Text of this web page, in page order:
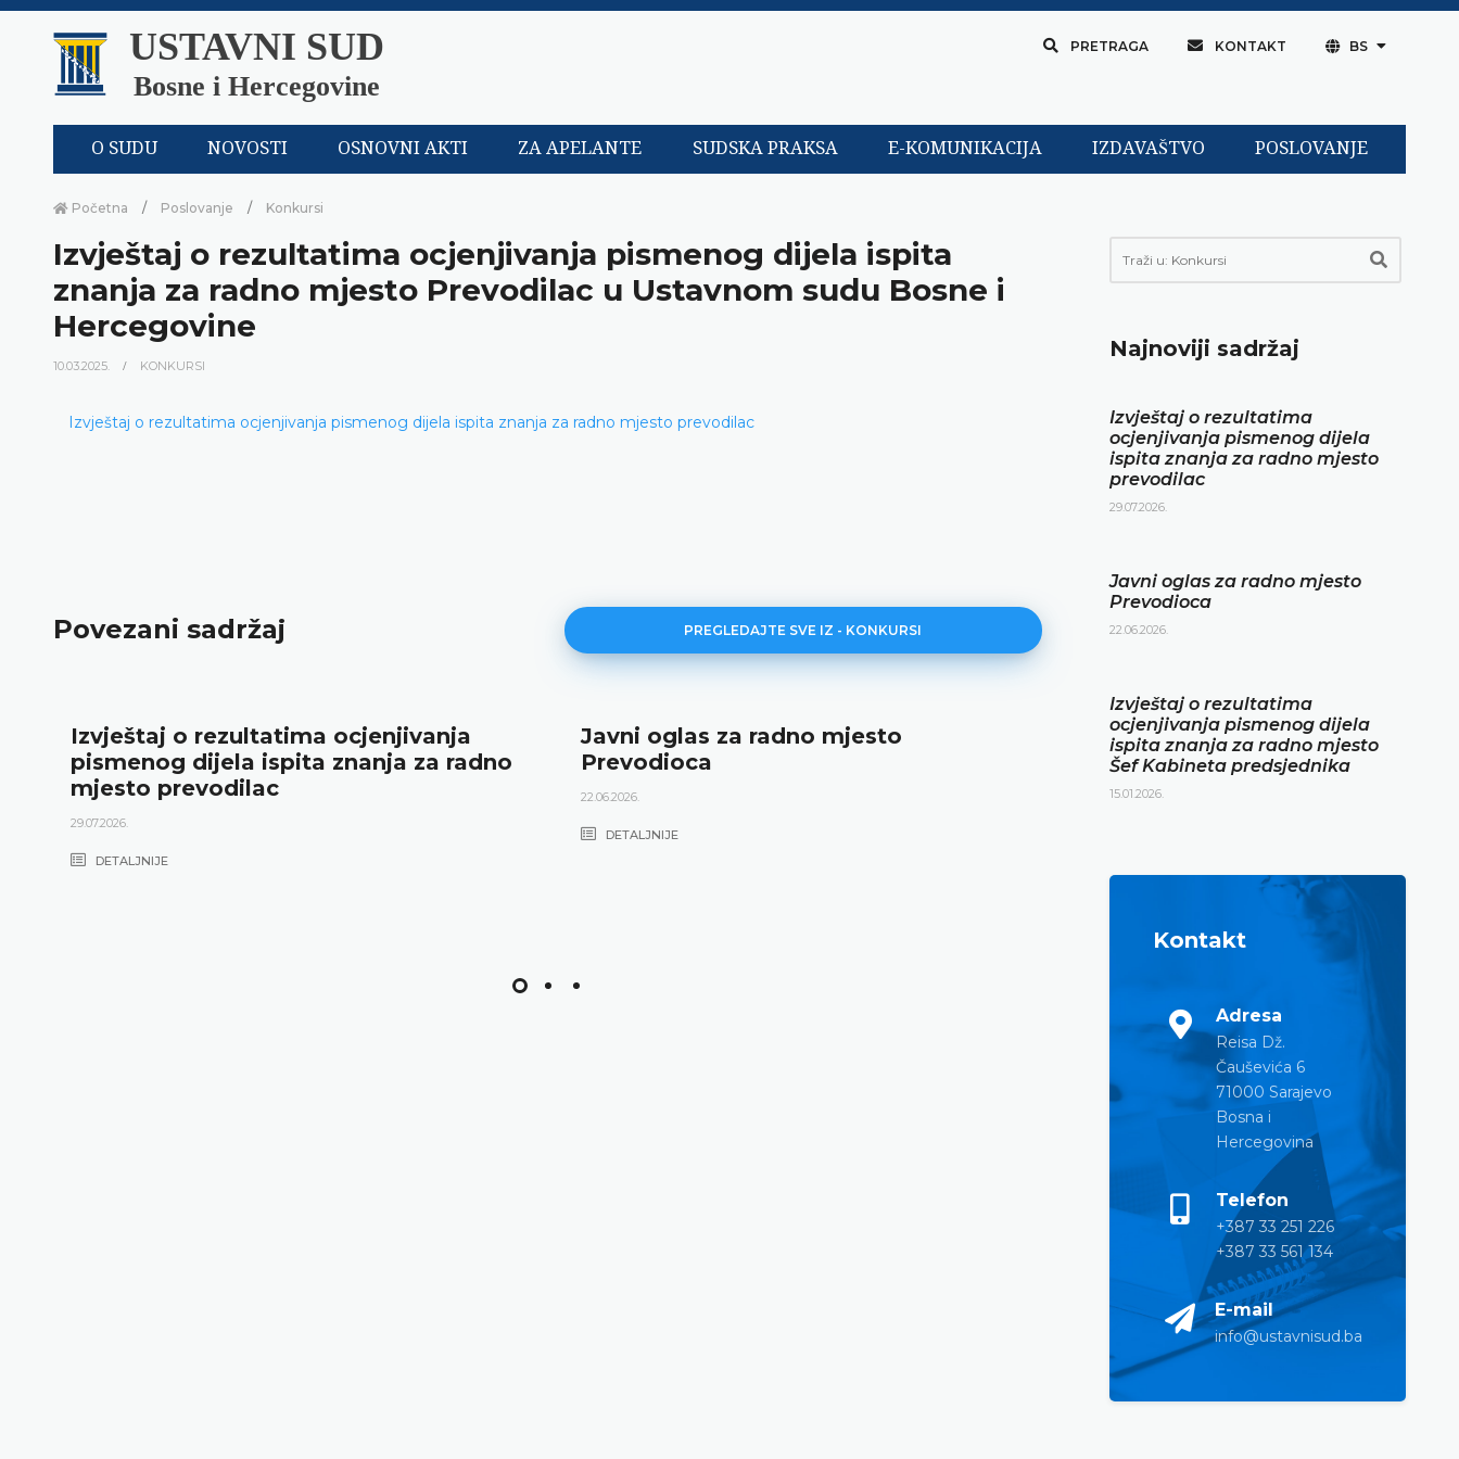
USTAVNI SUD
Bosne i Hercegovine
PRETRAGA KONTAKT BS
O SUDU NOVOSTI OSNOVNI AKTI ZA APELANTE SUDSKA PRAKSA E-KOMUNIKACIJA IZDAVAŠTVO POSLOVANJE
Početna Poslovanje Konkursi
Izvještaj o rezultatima ocjenjivanja pismenog dijela ispita
znanja za radno mjesto Prevodilac u Ustavnom sudu Bosne i
Hercegovine
10.03.2025. KONKURSI
Izvještaj o rezultatima ocjenjivanja pismenog dijela ispita znanja za radno mjesto prevodilac
Povezani sadržaj PREGLEDAJTE SVE IZ - KONKURSI
Izvještaj o rezultatima ocjenjivanja
pismenog dijela ispita znanja za radno
mjesto prevodilac
29.07.2026.
DETALJNIJE
Javni oglas za radno mjesto
Prevodioca
22.06.2026.
DETALJNIJE
Izvještaj o rezultatima
pismenog dijela ispita znanja
mjesto Šef Kabineta
Najnoviji sadržaj
Izvještaj o rezultatima
ocjenjivanja pismenog dijela
ispita znanja za radno mjesto
prevodilac
29.07.2026.
Javni oglas za radno mjesto
Prevodioca
22.06.2026.
Izvještaj o rezultatima
ocjenjivanja pismenog dijela
ispita znanja za radno mjesto
Šef Kabineta predsjednika
15.01.2026.
Kontakt
Adresa
Reisa Dž.
Čauševića 6
71000 Sarajevo
Bosna i
Hercegovina
Telefon
+387 33 251 226
+387 33 561 134
E-mail
info@ustavnisud.ba